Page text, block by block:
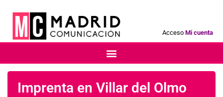
Acceso Mi cuenta
Imprenta en Villar del Olmo